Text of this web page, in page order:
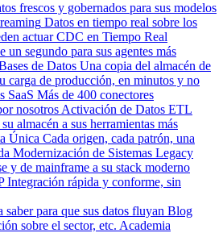
frescos y gobernados para sus modelos
Datos en tiempo real sobre los
actuar CDC en Tiempo Real
un segundo para sus agentes más
de Datos Una copia del almacén de
carga de producción, en minutos y no
SaaS Más de 400 conectores
nosotros Activación de Datos ETL
almacén a sus herramientas más
Única Cada origen, cada patrón, una
Modernización de Sistemas Legacy
y de mainframe a su stack moderno
Integración rápida y conforme, sin
saber para que sus datos fluyan Blog
sobre el sector, etc. Academia